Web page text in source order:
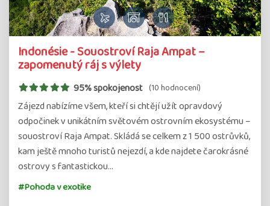
Indonésie - Souostroví Raja Ampat –
zapomenutý ráj s výlety
95% spokojenost (10 hodnocení)
Zájezd nabízíme všem, kteří si chtějí užít opravdový
odpočinek v unikátním světovém ostrovním ekosystému –
souostroví Raja Ampat. Skládá se celkem z 1 500 ostrůvků,
kam ještě mnoho turistů nejezdí, a kde najdete čarokrásné
ostrovy s fantastickou…
#Pohoda v exotike